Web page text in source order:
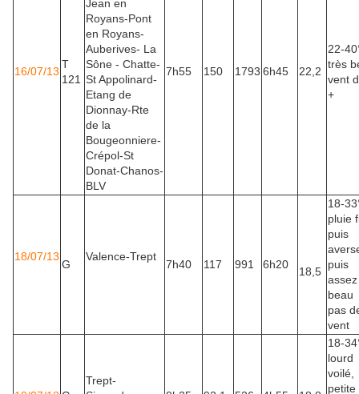
16/07/13
T
121
Jean en
Royans-Pont
en Royans-
Auberives- La
Sône - Chatte-
St Appolinard-
Etang de
Dionnay-Rte
de la
Bougeonniere-
Crépol-St
Donat-Chanos-
BLV
7h55 150 1793 6h45 22,2
22-
très
vent
+
18/07/13
G
Valence-Trept
7h40 117 991 6h20
18,5
18-
pluie
puis
puis
assez
beau
pas
vent
Trept-
18-
lourd
voilé,
petite